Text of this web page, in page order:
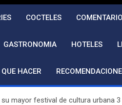
COCTELES
GASTRONOMIA HOTELES
QUE HACER
mayor festival de cultura urbana 3